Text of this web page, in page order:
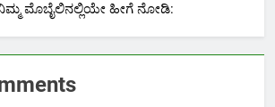
ಮೊಬೈಲಿನಲ್ಲಿಯೇ ಹೀಗೆ ನೋಡಿ: